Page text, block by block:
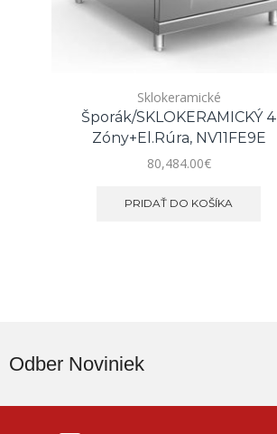
Sklokeramické
Šporák/SKLOKERAMICKÝ 4
Zóny+el.rúra, NV11FE9E
80,484.00€
PRIDAŤ DO KOŠÍKA
Odber Noviniek